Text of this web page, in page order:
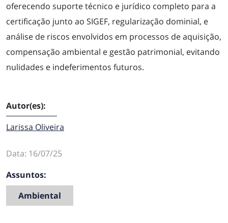
oferecendo suporte técnico e jurídico completo para a
certificação junto ao SIGEF, regularização dominial, e
análise de riscos envolvidos em processos de aquisição,
compensação ambiental e gestão patrimonial, evitando
nulidades e indeferimentos futuros.
Autor(es):
Larissa Oliveira
Data: 16/07/25
Assuntos:
Ambiental